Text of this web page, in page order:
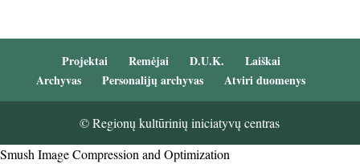
Projektai Remėjai D.U.K.
Laiškai
Archyvas
Personalijų archyvas Atviri duomenys
© Regionų kultūrinių iniciatyvų centras
Smush Image Compression and Optimization